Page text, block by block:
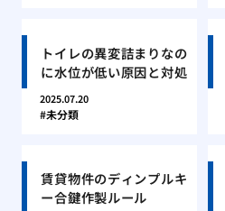
トイレの異変詰まりなの
に水位が低い原因と対処
2025.07.20
未分類
賃貸物件のディンプルキ
ー合鍵作製ルール